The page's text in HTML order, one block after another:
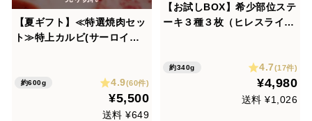
【夏ギフト】≪特選焼肉セッ
ト≫特上カルビ(サーロイ
0g)【お中元】
約600g 4.9(60件)
¥5,500
送料 ¥649
【お試しBOX】希少部位ステ
ーキ３種３枚（ヒレスライ
べ比べ♪
約340g 4.7(17件)
¥4,980
送料 ¥1,026